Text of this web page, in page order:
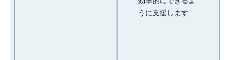
うに支援します